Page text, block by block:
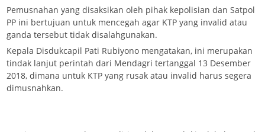
Pemusnahan yang disaksikan oleh pihak kepolisian dan Satpol
PP ini bertujuan untuk mencegah agar KTP yang invalid atau
ganda tersebut tidak disalahgunakan.
Kepala Disdukcapil Pati Rubiyono mengatakan, ini merupakan
tindak lanjut perintah dari Mendagri tertanggal 13 Desember
2018, dimana untuk KTP yang rusak atau invalid harus segera
dimusnahkan.